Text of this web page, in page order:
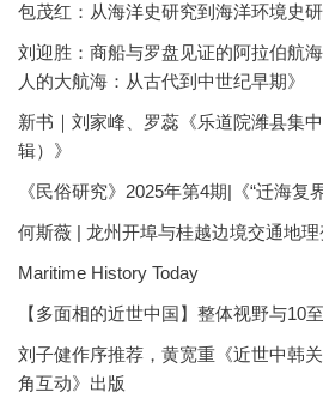
包茂红：从海洋史研究到海洋环境史
刘迎胜：商船与罗盘见证的阿拉伯航
人的大航海：从古代到中世纪早期》
新书｜刘家峰、罗蕊《乐道院潍县集
辑）》
《民俗研究》2025年第4期|《“迁海复
何斯薇 | 龙州开埠与桂越边境交通地
Maritime History Today
【多面相的近世中国】整体视野与10
刘子健作序推荐，黄宽重《近世中韩
角互动》出版